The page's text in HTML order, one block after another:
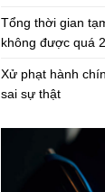
Tổng thời gian
không được quá
Xử phạt hành
sai sự thật